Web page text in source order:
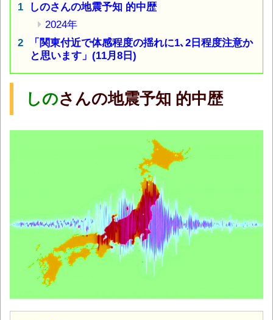
しのさんの地震予知 的中歴
2024年
「関東付近で体感程度の揺れに1､2日程度注意か
と思います」(11月8日)
しのさんの地震予知 的中歴